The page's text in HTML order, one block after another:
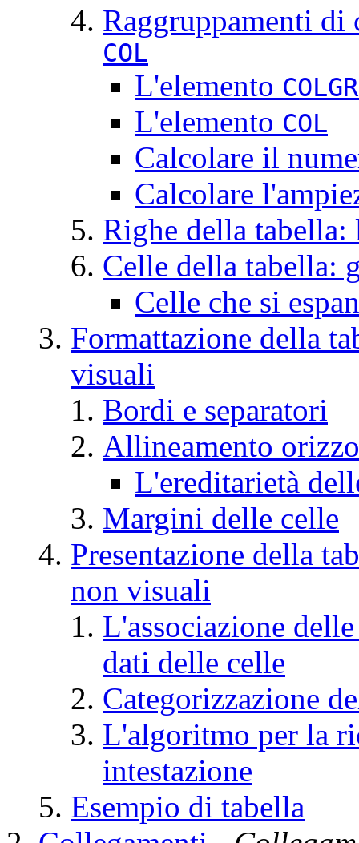
Raggruppamenti
COL
L'elemento
L'elemento COL
Calcolare il
Calcolare
Righe della
Celle della tabella:
Celle che si
Formattazione della
visuali
Bordi e separatori
Allineamento
L'ereditarietà
Margini delle celle
Presentazione della
non visuali
L'associazione
dati delle celle
Categorizzazione
L'algoritmo per la
intestazione
Esempio di tabella